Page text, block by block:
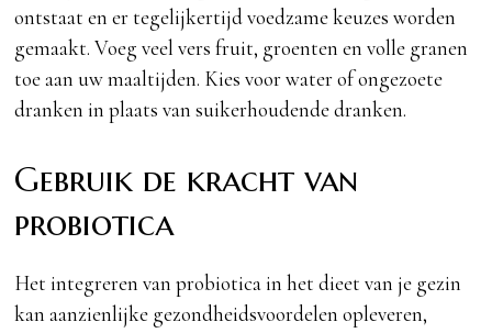
ontstaat en er tegelijkertijd voedzame keuzes worden
gemaakt. Voeg veel vers fruit, groenten en volle granen
toe aan uw maaltijden. Kies voor water of ongezoete
dranken in plaats van suikerhoudende dranken.
Gebruik de kracht van
probiotica
Het integreren van probiotica in het dieet van je gezin
kan aanzienlijke gezondheidsvoordelen opleveren,